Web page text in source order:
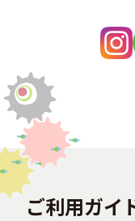
ご利用ガイ